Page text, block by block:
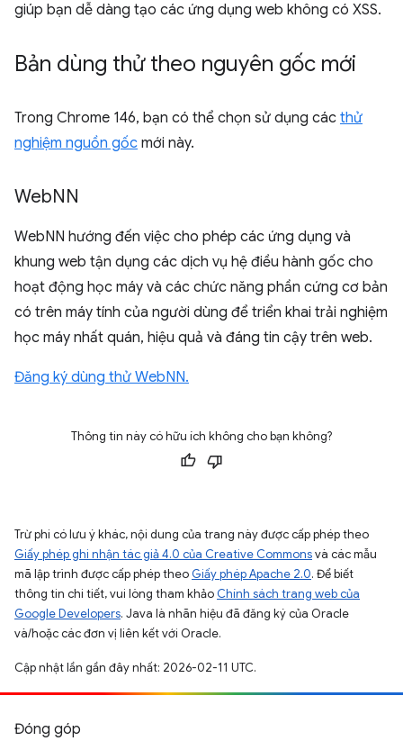
giúp bạn dễ dàng tạo các ứng dụng web không có XSS.
Bản dùng thử theo nguyên gốc mới
Trong Chrome 146, bạn có thể chọn sử dụng các thử
nghiệm nguồn gốc mới này.
WebNN
WebNN hướng đến việc cho phép các ứng dụng và
khung web tận dụng các dịch vụ hệ điều hành gốc cho
hoạt động học máy và các chức năng phần cứng cơ bản
có trên máy tính của người dùng để triển khai trải nghiệm
học máy nhất quán, hiệu quả và đáng tin cậy trên web.
Đăng ký dùng thử WebNN.
Thông tin này có hữu ích không cho bạn không?
Trừ phi có lưu ý khác, nội dung của trang này được cấp phép theo
Giấy phép ghi nhận tác giả 4.0 của Creative Commonsvà các mẫu
mã lập trình được cấp phép theo Giấy phép Apache 2.0. Để biết
thông tin chi tiết, vui lòng tham khảo Chính sách trang web của
Google Developers. Java là nhãn hiệu đã đăng ký của Oracle
và/hoặc các đơn vị liên kết với Oracle.
Cập nhật lần gần đây nhất: 2026-02-11 UTC.
Đóng góp